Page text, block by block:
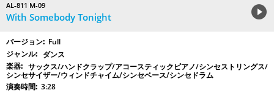
AL-811 M-09
With Somebody Tonight
Full
ダンス
サックス/ハンドクラップ/アコースティックピアノ/シンセストリングス/
シンセサイザー/ウィンドチャイム/シンセベース/シンセドラム
3:28